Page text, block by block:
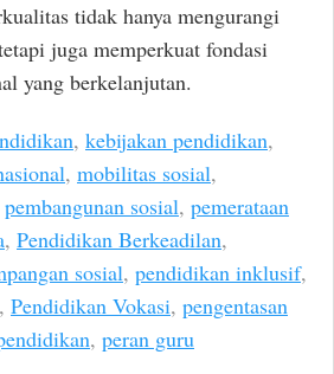
tidak hanya mengurangi
juga memperkuat fondasi
yang berkelanjutan.
, kebijakan pendidikan,
, mobilitas sosial,
pembangunan sosial, pemerataan
, Pendidikan Berkeadilan,
sosial, pendidikan inklusif,
, Pendidikan Vokasi, pengentasan
, peran guru